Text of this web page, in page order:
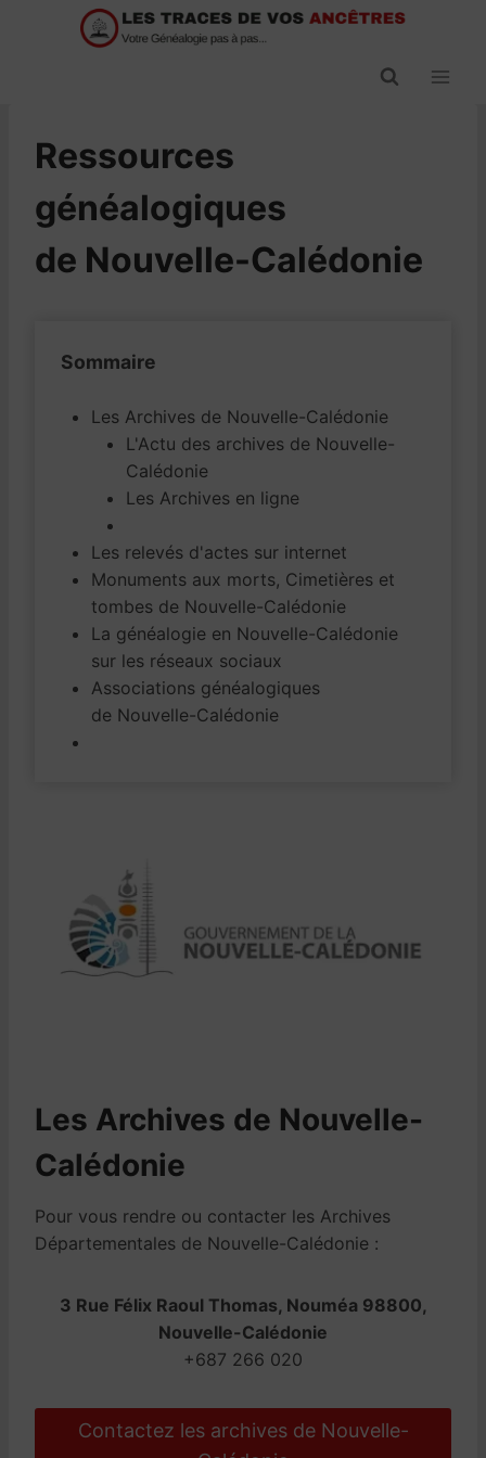
Ressources
généalogiques
de Nouvelle-Calédonie
Sommaire
Les Archives de Nouvelle-Calédonie
L'Actu des archives de Nouvelle-
Calédonie
Les Archives en ligne
Les relevés d'actes sur internet
Monuments aux morts, Cimetières et
tombes de Nouvelle-Calédonie
La généalogie en Nouvelle-Calédonie
sur les réseaux sociaux
Associations généalogiques
de Nouvelle-Calédonie
Les Archives de Nouvelle-
Calédonie
Pour vous rendre ou contacter les Archives
Départementales de Nouvelle-Calédonie :
3 Rue Félix Raoul Thomas, Nouméa 98800,
Nouvelle-Calédonie
+687 266 020
Contactez les archives de Nouvelle-